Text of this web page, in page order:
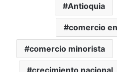
Antioquia
comercio
comercio minorista
crecimiento nacional